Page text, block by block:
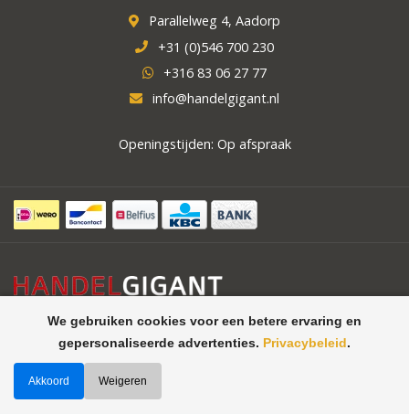
We gebruiken cookies voor een betere ervaring en
gepersonaliseerde advertenties. Privacybeleid.
Akkoord Weigeren
Parallelweg 4, Aadorp
+31 (0)546 700 230
+316 83 06 27 77
info@handelgigant.nl
Openingstijden: Op afspraak